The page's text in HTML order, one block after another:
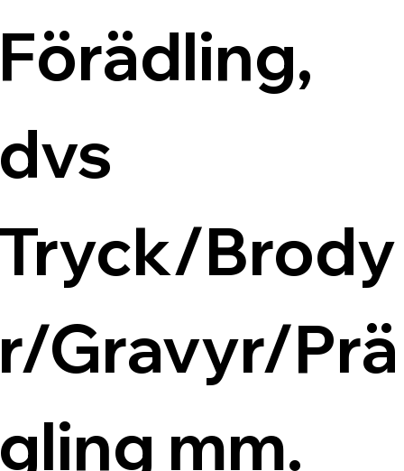
Brody
Gravyr/Prä
mm.